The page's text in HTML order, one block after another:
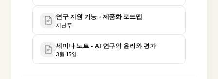
연구 지원 기능 - 제품화 로드맵
지난주
세미나 노트 - AI 연구의 윤리와 평가
3월 15일